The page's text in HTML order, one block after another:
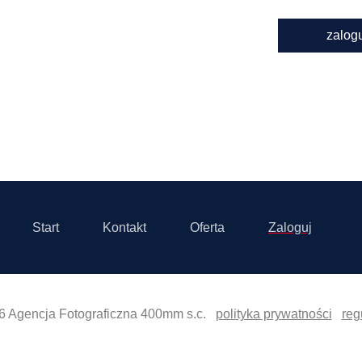
Start Kontakt Oferta Zaloguj
Agencja Fotograficzna 400mm s.c. polityka prywatności